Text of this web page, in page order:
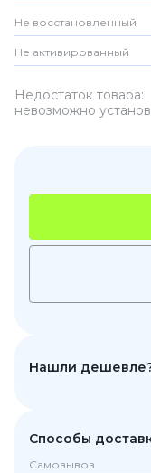
Не восстановленный
Не активированный
Недостаток товара:
невозможно
Нашли
Способы
Самовывоз